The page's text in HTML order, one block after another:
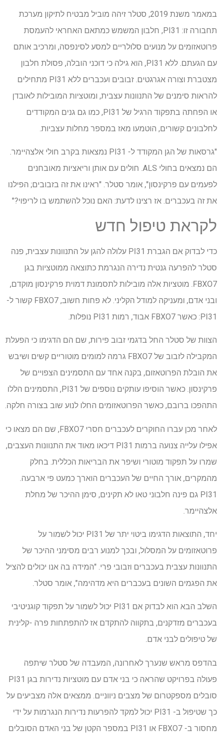
במאמר משנת 2019, סטלר זיהה מוביל מבטיח לתיקון מערכת
תחבורה זו: PI31, חלבון המשמש כמתאם האחראי להעמסת
פרוטאזומים על מנועים סלולריים למסע לסינפסה, ומרכיב אותם
עם הגעתם. ללא PI31, הוא גילה כי דוכני הובלה, פסולת חלבון
מצטברת וצורה אגרגטים. זבובים ועכברים ללא PI31 מתחילים
להראות סימנים של התנוונות עצבית, ומוטציות המובילות לאובדן
או הפחתה בתפקוד הרגיל של PI31, כמו גם גנים המקודדים
לחלבונים קשורים, הוטמעו מאז במספר מחלות עצביות.
"גרסאות של הגן המקודד ל- PI31 נמצאות בקרב חולי אלצהיימר.
הם נמצאים בחולי ALS. חולים עם אותן וריאציות מאובחנים
לפעמים עם פרקינסון", אומר סטלר. "ראינו את זה בזבובים; הפילנו
את זה בעכברים. אז רצינו לדעת: האם נוכל להשתמש בו לריפוי?"
לקראת טיפול חדש
כדי לבדוק אם הגברת PI31 עלולה להגן על התנוונות עצבית, פנה
סטלר להפרעה גנטית נדירה הנגרמת כתוצאה ממוטציות בגן
FBXO7. מוטציות אלה מובילות לתסמונת דמוית פרקינסון מוקדם,
ובני אדם, ומעניקה למודל הקליני. לא פחות חשוב, FBXO7 קשור ל-
PI31: כאשר FBXO7 אבוד, רמות PI31 נופלות.
הצוות של סטלר החל בדגמי זבוב פירות, שם הם הדגימו כי הפעלת
המקבילה לזבוב של FBXO7 גרמה למומים מוטוריים קשים ושיבש
את הובלת הפרוטאזום, בקנה אחד עם התסמינים הצפויים של
פרקינסון. כאשר הוסיפו עותקים נוספים של PI31, התסמינים הללו
התהפכו ברובם, כאשר הפרוטאזומים החלו לנוע שוב בצורה חלקה.
לאחר מכן עברו החוקרים לעכברים חסרי FBXO7, שם הם מצאו כי
אפילו עלייה צנועה ברמות PI31 דיכאו מאוד את התנוונות העצבים,
שמרו על תפקוד מוטורי ושיפר את הבריאות הכללית. בחלק
מהמקרים, אורך החיים של העכברים הוארך כמעט פי ארבעה.
PI31 גם פינה חלבוני טאו לא תקינים, סימן ההיכר של מחלת
אלצהיימר.
יחד, התוצאות הדגימו ביטוי יתר של PI31 יכול לשמור על
פרוטאזומים על המסלול, ובכך למנוע רבים מסימני ההיכר של
התנוונות עצבית בעכברים וזבובי פרי. "המידה בה אנו יכולים להציל
את הפגמים השונים בעכברים היא מדהימה", אומר סטלר.
השלב הבא הוא לבדוק אם PI31 יכול לשמור על תפקוד קוגניטיבי
בעכברים מזדקנים, בתקווה להתקדם אז להתפתחות פרה -קלינית
של טיפולים לבני אדם.
בהדפס מראש שנערך לאחרונה, המעבדה של סטלר שיתפה
פעולה בפרויקט שהראה כי בני אדם עם מוטציות נדירות בגן PI31
סובלים מספקטרום של מצבים ניווניים. ממצאים אלה מצביעים על
כך שטיפול ב- PI31 יכול למקד להפרעות נדירות הנגרמות על ידי
מחסור ב- FBXO7 או PI31 במספר הקטן של בני האדם הסובלים